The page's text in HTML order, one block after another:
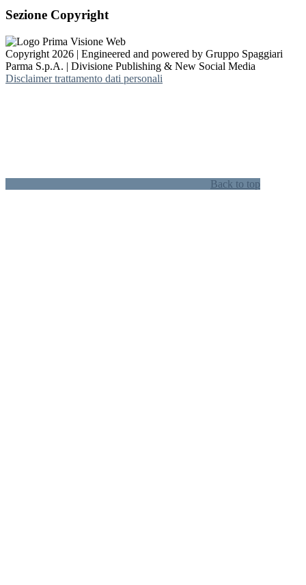
Sezione Copyright
Copyright 2026 | Engineered and powered by Gruppo Spaggiari
Parma S.p.A. | Divisione Publishing & New Social Media
Disclaimer trattamento dati personali
Back to top